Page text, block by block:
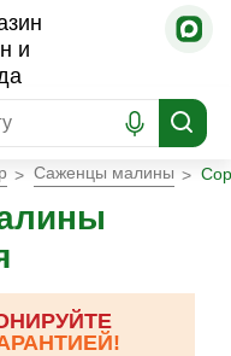
Саженцы малины